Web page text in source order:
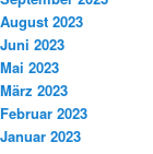
August 2023
Juni 2023
Mai 2023
März 2023
Februar 2023
Januar 2023